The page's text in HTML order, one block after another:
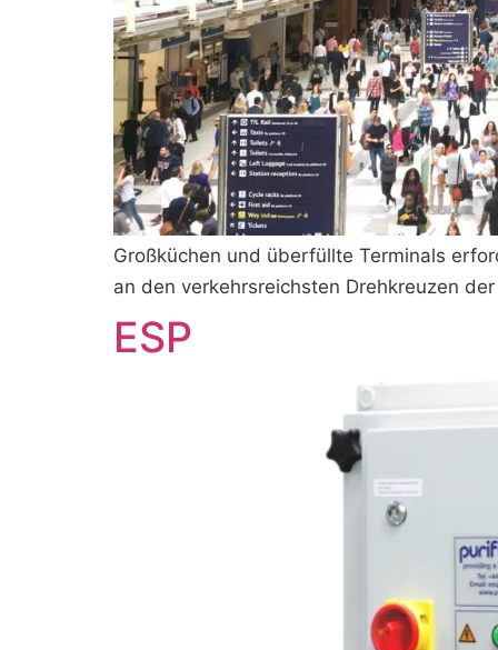
Großküchen und überfüllte Terminals
an den verkehrsreichsten Drehkreuzen
ESP